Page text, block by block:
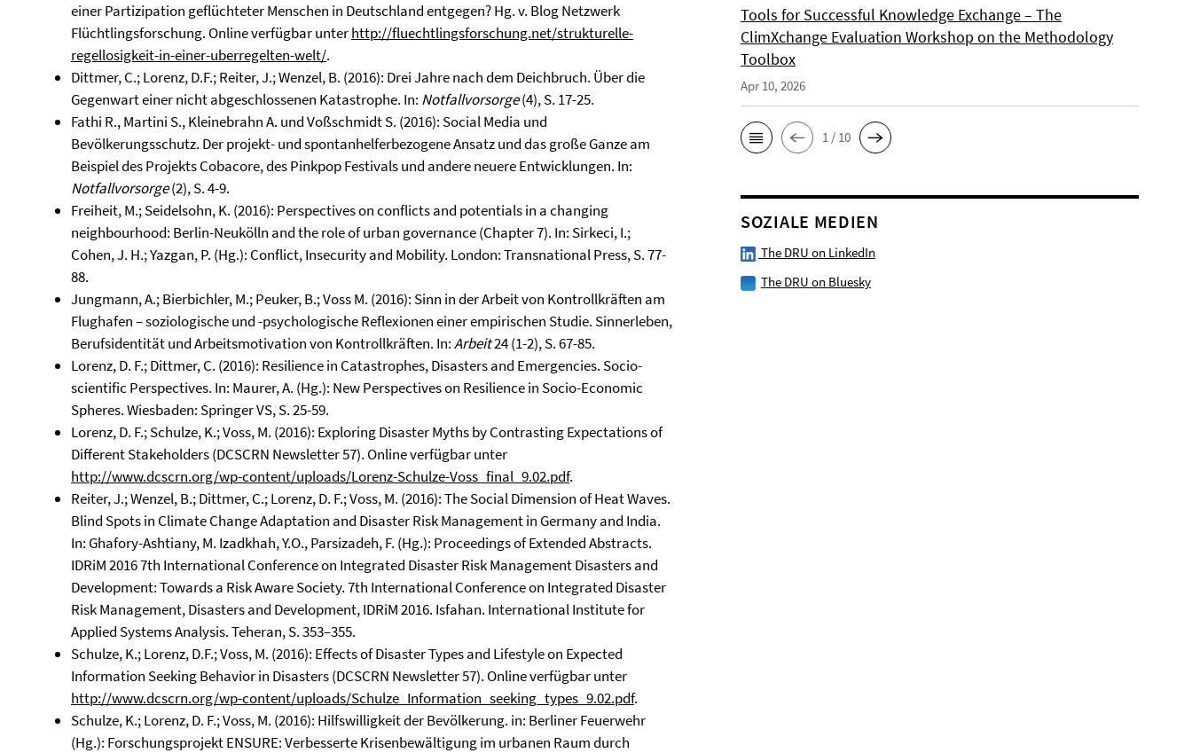
einer Partizipation geflüchteter Menschen in Deutschland entgegen? Hg. v. Blog Netzwerk
Flüchtlingsforschung. Online verfügbar unterhttp://fluechtlingsforschung.net/strukturelle-
regellosigkeit-in-einer-uberregelten-welt/.
Dittmer, C.; Lorenz, D.F.; Reiter, J.; Wenzel, B. (2016): Drei Jahre nach dem Deichbruch. Über die
Gegenwart einer nicht abgeschlossenen Katastrophe. In: Notfallvorsorge(4), S. 17-25.
Fathi R., Martini S., Kleinebrahn A. und Voßschmidt S. (2016): Social Media und
Bevölkerungsschutz. Der projekt- und spontanhelferbezogene Ansatz und das große Ganze am
Beispiel des Projekts Cobacore, des Pinkpop Festivals und andere neuere Entwicklungen. In:
Notfallvorsorge(2), S. 4-9.
Freiheit, M.; Seidelsohn, K. (2016): Perspectives on conflicts and potentials in a changing
neighbourhood: Berlin-Neukölln and the role of urban governance (Chapter 7). In: Sirkeci, I.;
Cohen, J. H.; Yazgan, P. (Hg.): Conflict, Insecurity and Mobility. London: Transnational Press, S. 77-
88.
Jungmann, A.; Bierbichler, M.; Peuker, B.; Voss M. (2016): Sinn in der Arbeit von Kontrollkräften am
Flughafen – soziologische und -psychologische Reflexionen einer empirischen Studie. Sinnerleben,
Berufsidentität und Arbeitsmotivation von Kontrollkräften. In:Arbeit24 (1-2), S. 67-85.
Lorenz, D. F.; Dittmer, C. (2016): Resilience in Catastrophes, Disasters and Emergencies. Socio-
scientific Perspectives. In: Maurer, A. (Hg.): New Perspectives on Resilience in Socio-Economic
Spheres. Wiesbaden: Springer VS, S. 25-59.
Lorenz, D. F.; Schulze, K.; Voss, M. (2016): Exploring Disaster Myths by Contrasting Expectations of
Different Stakeholders (DCSCRN Newsletter 57). Online verfügbar unter
http://www.dcscrn.org/wp-content/uploads/Lorenz-Schulze-Voss_final_9.02.pdf.
Reiter, J.; Wenzel, B.; Dittmer, C.; Lorenz, D. F.; Voss, M. (2016): The Social Dimension of Heat Waves.
Blind Spots in Climate Change Adaptation and Disaster Risk Management in Germany and India.
In: Ghafory-Ashtiany, M. Izadkhah, Y.O., Parsizadeh, F. (Hg.): Proceedings of Extended Abstracts.
IDRiM 2016 7th International Conference on Integrated Disaster Risk Management Disasters and
Development: Towards a Risk Aware Society. 7th International Conference on Integrated Disaster
Risk Management, Disasters and Development, IDRiM 2016. Isfahan. International Institute for
Applied Systems Analysis. Teheran, S. 353–355.
Schulze, K.; Lorenz, D.F.; Voss, M. (2016): Effects of Disaster Types and Lifestyle on Expected
Information Seeking Behavior in Disasters (DCSCRN Newsletter 57). Online verfügbar unter
http://www.dcscrn.org/wp-content/uploads/Schulze_Information_seeking_types_9.02.pdf.
Schulze, K.; Lorenz, D. F.; Voss, M. (2016): Hilfswilligkeit der Bevölkerung. in: Berliner Feuerwehr
(Hg.): Forschungsprojekt ENSURE: Verbesserte Krisenbewältigung im urbanen Raum durch
Tools for Successful Knowledge Exchange – The
ClimXchange Evaluation Workshop on the Methodology
Toolbox
Apr 10, 2026
1 / 10
SOZIALE MEDIEN
The DRU on LinkedIn
The DRU on Bluesky